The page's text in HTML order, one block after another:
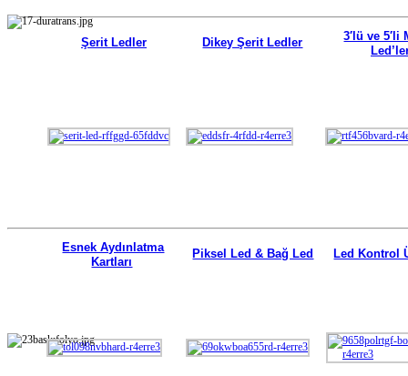
Şerit Ledler Dikey Şerit Ledler
3′lü ve 5′li
Esnek Aydınlatma
Kartları
Piksel Led & Bağ Led Led Kontrol